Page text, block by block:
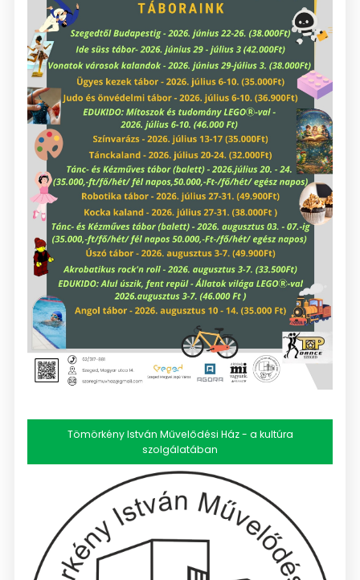
Tömörkény István Művelődési Ház - a kultúra
szolgálatában